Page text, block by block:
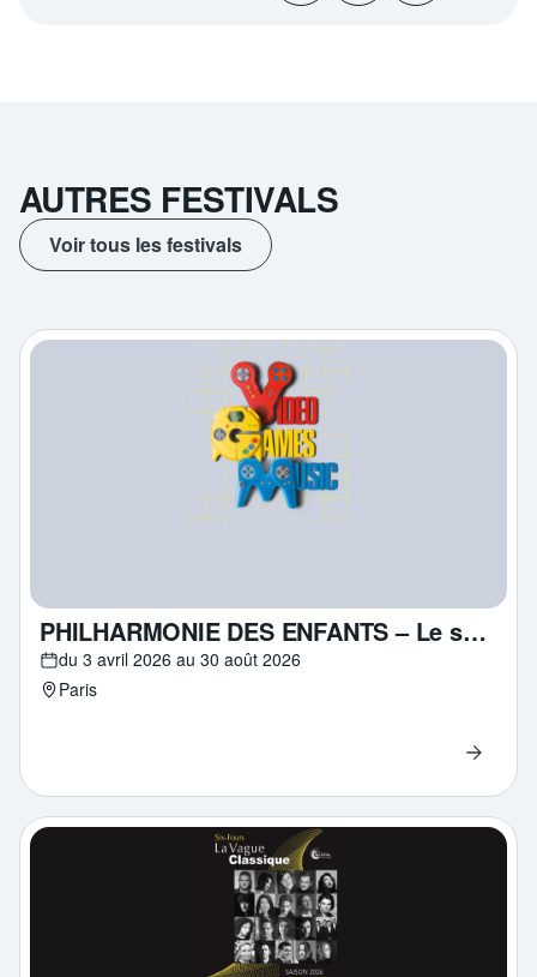
AUTRES FESTIVALS
Voir tous les festivals
PHILHARMONIE DES ENFANTS – Le son des pixels
du 3 avril 2026 au 30 août 2026
Paris